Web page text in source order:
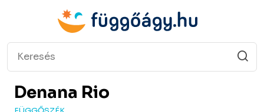
Denana Rio